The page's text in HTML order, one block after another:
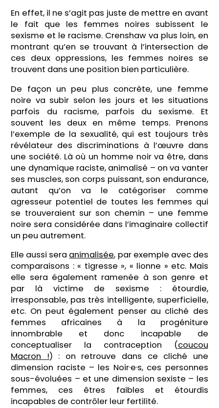
En effet, il ne s’agit pas juste de mettre en avant
le fait que les femmes noires subissent le
sexisme et le racisme. Crenshaw va plus loin, en
montrant qu’en se trouvant à l’intersection de
ces deux oppressions, les femmes noires se
trouvent dans une position bien particulière.
De façon un peu plus concrète, une femme
noire va subir selon les jours et les situations
parfois du racisme, parfois du sexisme. Et
souvent les deux en même temps. Prenons
l’exemple de la sexualité, qui est toujours très
révélateur des discriminations à l’œuvre dans
une société. Là où un homme noir va être, dans
une dynamique raciste, animalisé – on va vanter
ses muscles, son corps puissant, son endurance,
autant qu’on va le catégoriser comme
agresseur potentiel de toutes les femmes qui
se trouveraient sur son chemin – une femme
noire sera considérée dans l’imaginaire collectif
un peu autrement.
Elle aussi sera animalisée, par exemple avec des
comparaisons : « tigresse », « lionne » etc. Mais
elle sera également ramenée à son genre et
par là victime de sexisme : étourdie,
irresponsable, pas très intelligente, superficielle,
etc. On peut également penser au cliché des
femmes africaines à la progéniture
innombrable et donc incapable de
conceptualiser la contraception (coucou
Macron !) : on retrouve dans ce cliché une
dimension raciste – les Noir·e·s, ces personnes
sous-évoluées – et une dimension sexiste – les
femmes, ces êtres faibles et étourdis
incapables de contrôler leur fertilité.